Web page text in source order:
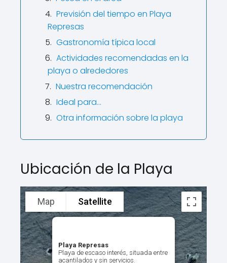
Previsión del tiempo en Playa
Represas
Gastronomía típica local
Actividades recomendadas en la
playa o alrededores
Nuestra recomendación
Ideal para…
Otra información sobre la playa
Ubicación de la Playa
Playa Represas
Playa de escaso interés, situada entre
acantilados y sin servicios.
Map Satellite